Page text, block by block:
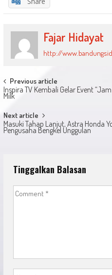
Fajar Hidayat
http://
Post
navigation
Previous article
Inspira TV Kembali Gelar Event
Milk
Next article
Masuki Tahap Lanjut, Astra Honda
Pengusaha Bengkel Unggulan
Tinggalkan Balasan